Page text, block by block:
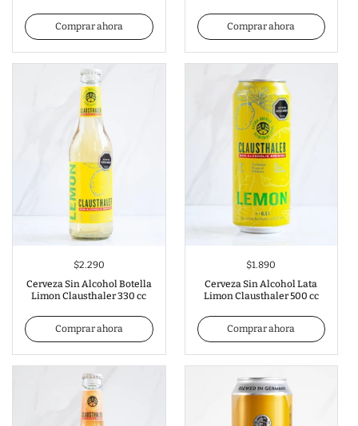
Comprar ahora Comprar ahora
$2.290
Cerveza Sin Alcohol Botella
Limon Clausthaler 330 cc
Comprar ahora
$1.890
Cerveza Sin Alcohol Lata
Limon Clausthaler 500 cc
Comprar ahora